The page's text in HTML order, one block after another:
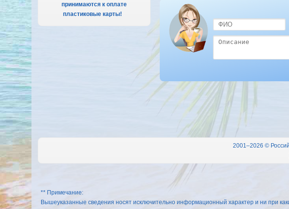
принимаются к оплате
пластиковые карты!
2001–2026 ©
** Примечание:
Вышеуказанные сведения носят исключительно информационный характер и ни при